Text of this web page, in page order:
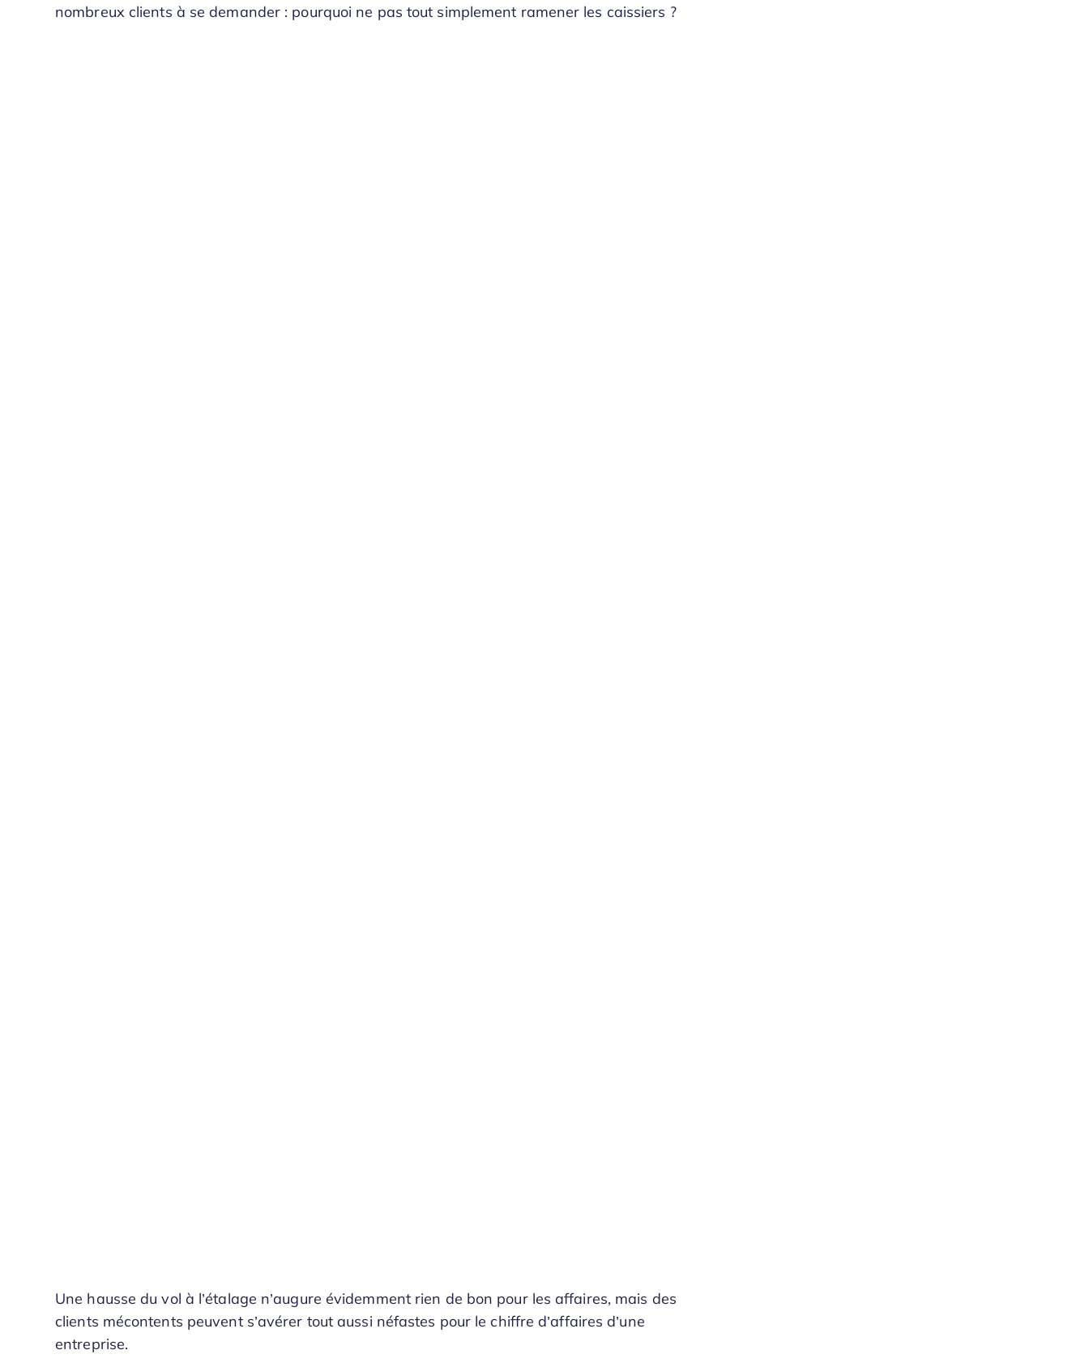
nombreux clients à se demander : pourquoi ne pas tout simplement ramener les caissiers ?
Une hausse du vol à l’étalage n’augure évidemment rien de bon pour les affaires, mais des
clients mécontents peuvent s’avérer tout aussi néfastes pour le chiffre d’affaires d’une
entreprise.